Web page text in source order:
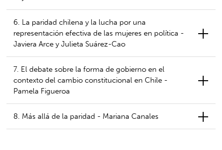
6. La paridad chilena y la lucha por una
representación efectiva de las mujeres en política -
Javiera Arce y Julieta Suárez-Cao
7. El debate sobre la forma de gobierno en el
contexto del cambio constitucional en Chile -
Pamela Figueroa
8. Más allá de la paridad - Mariana Canales